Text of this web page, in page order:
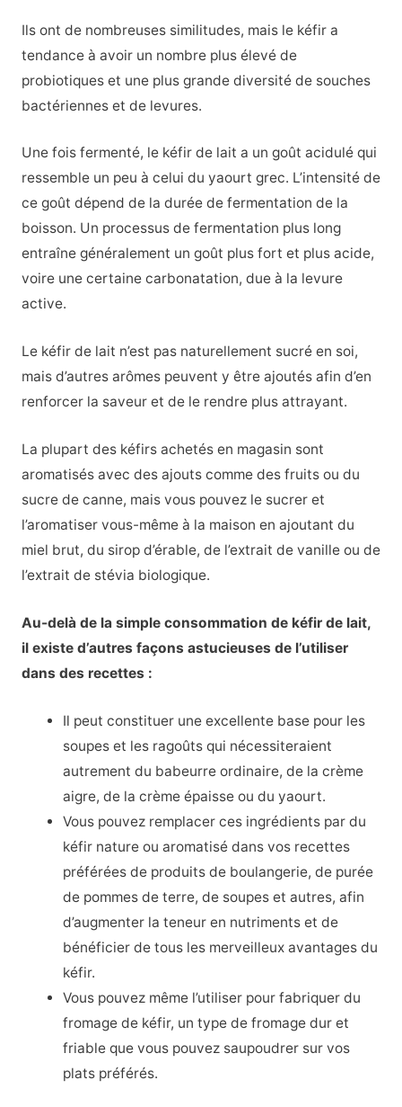
Ils ont de nombreuses similitudes, mais le kéfir a
tendance à avoir un nombre plus élevé de
probiotiques et une plus grande diversité de souches
bactériennes et de levures.
Une fois fermenté, le kéfir de lait a un goût acidulé qui
ressemble un peu à celui du yaourt grec. L’intensité de
ce goût dépend de la durée de fermentation de la
boisson. Un processus de fermentation plus long
entraîne généralement un goût plus fort et plus acide,
voire une certaine carbonatation, due à la levure
active.
Le kéfir de lait n’est pas naturellement sucré en soi,
mais d’autres arômes peuvent y être ajoutés afin d’en
renforcer la saveur et de le rendre plus attrayant.
La plupart des kéfirs achetés en magasin sont
aromatisés avec des ajouts comme des fruits ou du
sucre de canne, mais vous pouvez le sucrer et
l’aromatiser vous-même à la maison en ajoutant du
miel brut, du sirop d’érable, de l’extrait de vanille ou de
l’extrait de stévia biologique.
Au-delà de la simple consommation de kéfir de lait,
il existe d’autres façons astucieuses de l’utiliser
dans des recettes :
Il peut constituer une excellente base pour les
soupes et les ragoûts qui nécessiteraient
autrement du babeurre ordinaire, de la crème
aigre, de la crème épaisse ou du yaourt.
Vous pouvez remplacer ces ingrédients par du
kéfir nature ou aromatisé dans vos recettes
préférées de produits de boulangerie, de purée
de pommes de terre, de soupes et autres, afin
d’augmenter la teneur en nutriments et de
bénéficier de tous les merveilleux avantages du
kéfir.
Vous pouvez même l’utiliser pour fabriquer du
fromage de kéfir, un type de fromage dur et
friable que vous pouvez saupoudrer sur vos
plats préférés.